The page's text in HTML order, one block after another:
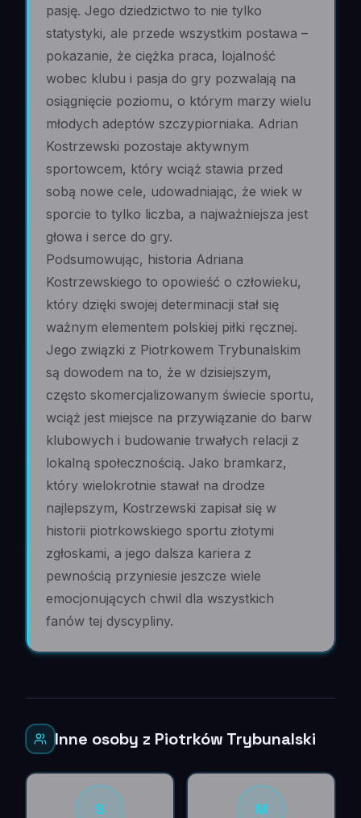
pasję. Jego dziedzictwo to nie tylko
statystyki, ale przede wszystkim postawa –
pokazanie, że ciężka praca, lojalność
wobec klubu i pasja do gry pozwalają na
osiągnięcie poziomu, o którym marzy wielu
młodych adeptów szczypiorniaka. Adrian
Kostrzewski pozostaje aktywnym
sportowcem, który wciąż stawia przed
sobą nowe cele, udowadniając, że wiek w
sporcie to tylko liczba, a najważniejsza jest
głowa i serce do gry.
Podsumowując, historia Adriana
Kostrzewskiego to opowieść o człowieku,
który dzięki swojej determinacji stał się
ważnym elementem polskiej piłki ręcznej.
Jego związki z Piotrkowem Trybunalskim
są dowodem na to, że w dzisiejszym,
często skomercjalizowanym świecie sportu,
wciąż jest miejsce na przywiązanie do barw
klubowych i budowanie trwałych relacji z
lokalną społecznością. Jako bramkarz,
który wielokrotnie stawał na drodze
najlepszym, Kostrzewski zapisał się w
historii piotrkowskiego sportu złotymi
zgłoskami, a jego dalsza kariera z
pewnością przyniesie jeszcze wiele
emocjonujących chwil dla wszystkich
fanów tej dyscypliny.
Inne osoby z Piotrków Trybunalski
S M